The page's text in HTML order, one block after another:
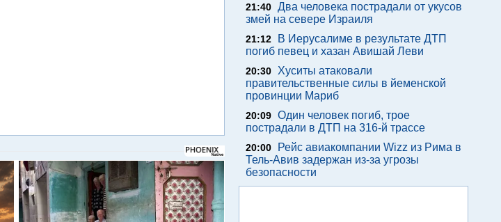
21:40 Два человека пострадали от укусов
змей на севере Израиля
21:12
В Иерусалиме в результате ДТП
погиб певец и хазан Авишай Леви
20:30
Хуситы атаковали
правительственные силы в йеменской
провинции Мариб
20:09 Один человек погиб, трое
пострадали в ДТП на 316-й трассе
20:00
Рейс авиакомпании Wizz из Рима в
Тель-Авив задержан из-за угрозы
безопасности